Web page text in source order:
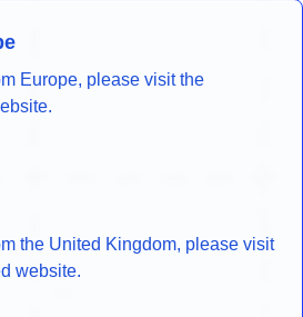
Europe, please visit the
the United Kingdom, please visit
website.